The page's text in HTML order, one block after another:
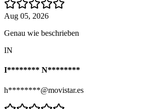
Aug 05, 2026
Genau wie beschrieben
IN
I******** N********
h********@movistar.es